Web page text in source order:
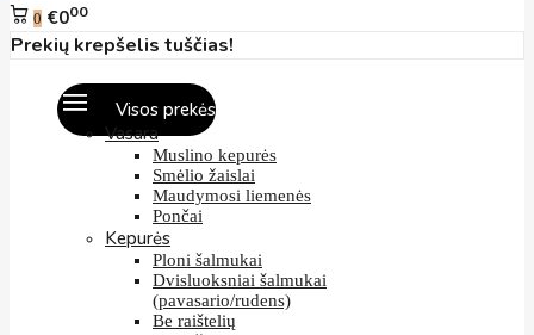
0 €000
Prekių krepšelis tuščias!
Visos prekės
Vasara
Muslino kepurės
Smėlio žaislai
Maudymosi liemenės
Pončai
Kepurės
Ploni šalmukai
Dvisluoksniai šalmukai
(pavasario/rudens)
Be raištelių